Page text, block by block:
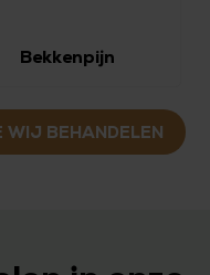
Bekkenpijn
WIJ BEHANDELEN